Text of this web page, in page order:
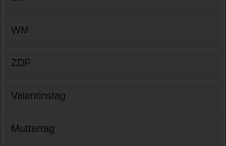
WM
ZDF
Valentinstag
Muttertag